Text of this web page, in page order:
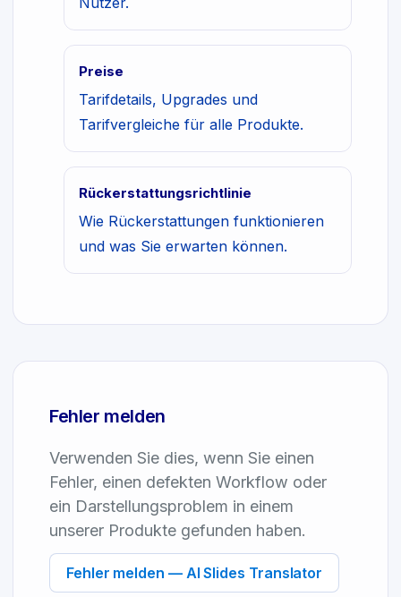
Preise
Tarifdetails, Upgrades und
Tarifvergleiche für alle Produkte.
Rückerstattungsrichtlinie
Wie Rückerstattungen funktionieren
und was Sie erwarten können.
Fehler melden
Verwenden Sie dies, wenn Sie einen
Fehler, einen defekten Workflow oder
ein Darstellungsproblem in einem
unserer Produkte gefunden haben.
Fehler melden — AI Slides Translator